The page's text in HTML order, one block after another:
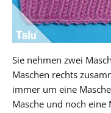
Sie nehmen zwei
Maschen rechts
immer um eine
Masche und noch eine